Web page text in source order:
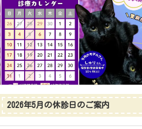
2026年5月の休診日のご案内